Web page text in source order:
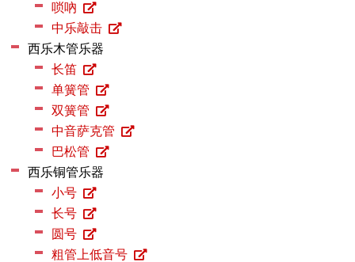
唢吶
中乐敲击
西乐木管乐器
长笛
单簧管
双簧管
中音萨克管
巴松管
西乐铜管乐器
小号
长号
圆号
粗管上低音号